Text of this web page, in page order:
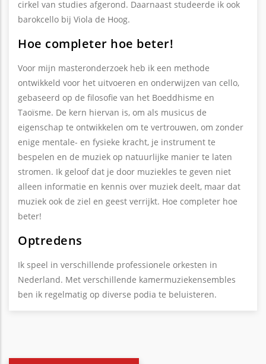
cirkel van studies afgerond. Daarnaast studeerde ik ook
barokcello bij Viola de Hoog.
Hoe completer hoe beter!
Voor mijn masteronderzoek heb ik een methode
ontwikkeld voor het uitvoeren en onderwijzen van cello,
gebaseerd op de filosofie van het Boeddhisme en
Taoïsme. De kern hiervan is, om als musicus de
eigenschap te ontwikkelen om te vertrouwen, om zonder
enige mentale- en fysieke kracht, je instrument te
bespelen en de muziek op natuurlijke manier te laten
stromen. Ik geloof dat je door muziekles te geven niet
alleen informatie en kennis over muziek deelt, maar dat
muziek ook de ziel en geest verrijkt. Hoe completer hoe
beter!
Optredens
Ik speel in verschillende professionele orkesten in
Nederland. Met verschillende kamermuziekensembles
ben ik regelmatig op diverse podia te beluisteren.